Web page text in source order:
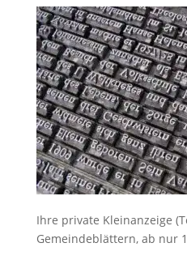
Ihre private Kleinanzeige
Gemeindeblättern, ab nur